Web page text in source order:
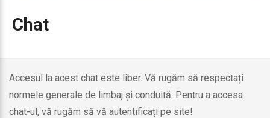
Chat
C
Accesul la acest chat este liber. Vă rugăm să respectați
normele generale de limbaj și conduită. Pentru a accesa
chat-ul, vă rugăm să vă autentificați pe site!